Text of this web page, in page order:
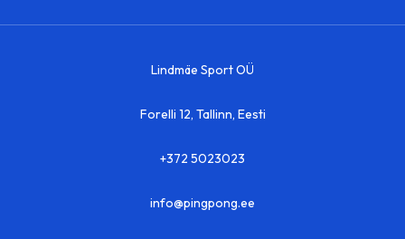
Lindmäe Sport OÜ
Forelli 12, Tallinn, Eesti
+372 5023023
info@pingpong.ee